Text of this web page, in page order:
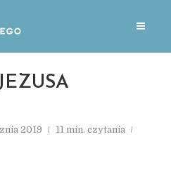
2019
11 min. czytania